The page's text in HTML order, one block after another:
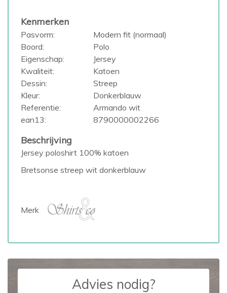
Kenmerken
Pasvorm:
Modern fit (normaal)
Boord:
Polo
Eigenschap:
Jersey
Kwaliteit:
Katoen
Dessin:
Streep
Kleur:
Donkerblauw
Referentie:
Armando wit
ean13:
8790000002266
Beschrijving
Jersey poloshirt 100% katoen
Bretsonse streep wit donkerblauw
Merk
Advies nodig?